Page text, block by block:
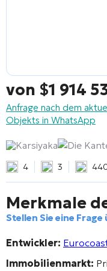
von $1 914
Anfrage nach dem
Objekts in WhatsApp
Karsiyaka Die
4 3
Merkmale
Stellen Sie eine
Entwickler:
Immobilienmarkt: